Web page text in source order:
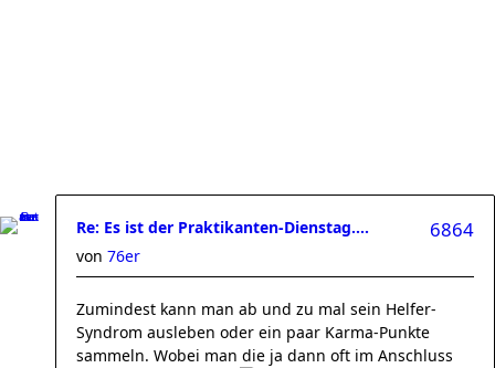
Re: Es ist der Praktikanten-Dienstag.... 6864
von 76er
Zumindest kann man ab und zu mal sein Helfer-
Syndrom ausleben oder ein paar Karma-Punkte
sammeln. Wobei man die ja dann oft im Anschluss